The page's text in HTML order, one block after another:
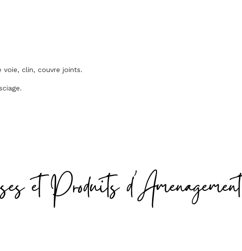
voie, clin, couvre joints.
et Produits d'Amenagement